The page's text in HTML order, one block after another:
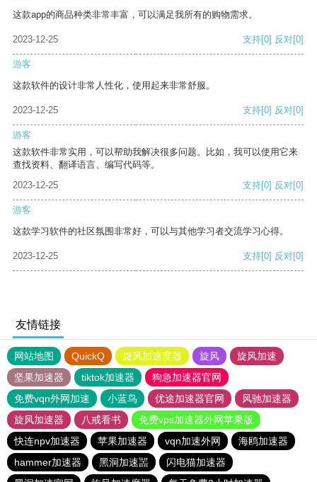
这款app的商品种类非常丰富，可以满足我所有的购物需求。
2023-12-25 支持[0] 反对[0]
游客
这款软件的设计非常人性化，使用起来非常舒服。
2023-12-25 支持[0] 反对[0]
游客
这款软件非常实用，可以帮助我解决很多问题。比如，我可以使用它来
查找资料、翻译语言、编写代码等。
2023-12-25
支持[0] 反对[0]
游客
这款学习软件的社区氛围非常好，可以与其他学习者交流学习心得。
2023-12-25 支持[0] 反对[0]
友情链接
网站地图 QuickQ 旋风加速度器 旋风
旋风加速
坚果加速器
tiktok加速器
狗急加速器官网
免费vqn外网加速
小蓝鸟 优途加速器官网
风驰加速器
旋风加速器
八戒看书
免费vps加速器外网苹果版
快连npv加速器
苹果加速器 vqn加速外网
海鸥加速器
hammer加速器
黑洞加速噐
闪电猫加速器